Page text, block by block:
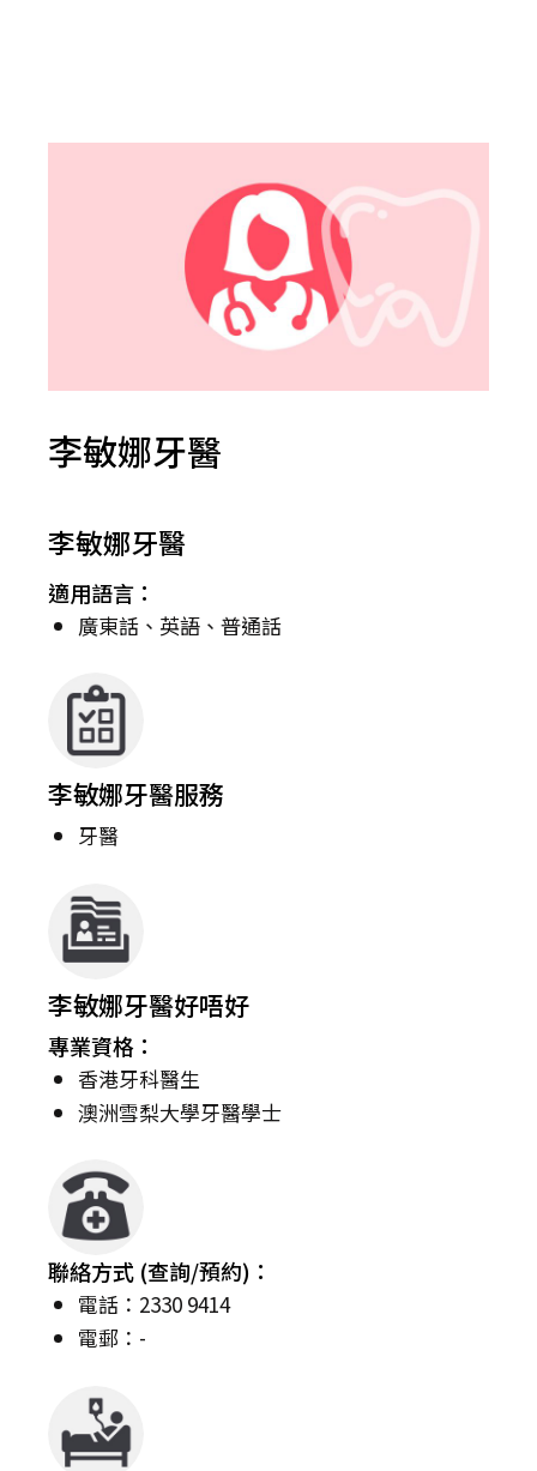
李敏娜牙醫
李敏娜牙醫
適用語言：
廣東話、英語、普通話
李敏娜牙醫服務
牙醫
李敏娜牙醫好唔好
專業資格：
香港牙科醫生
澳洲雪梨大學牙醫學士
聯絡方式 (查詢/預約)：
電話：2330 9414
電郵：-